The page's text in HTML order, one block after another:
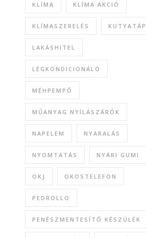
KLÍMA KLÍMA AKCIÓ
KLÍMASZERELÉS KUTYATÁP
LAKÁSHITEL
LÉGKONDICIONÁLÓ
MÉHPEMPŐ
MŰANYAG NYÍLÁSZÁRÓK
NAPELEM NYARALÁS
NYOMTATÁS NYÁRI GUMI
OKJ OKOSTELEFON
PEDROLLO
PENÉSZMENTESÍTŐ KÉSZÜLÉK